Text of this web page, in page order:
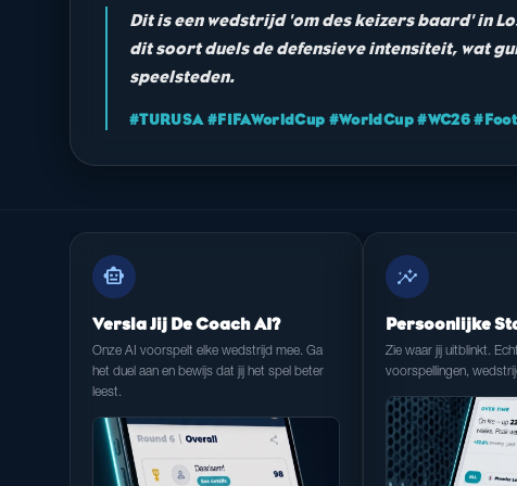
Dit is een wedstrijd 'om des keizers baard' in
dit soort duels de defensieve intensiteit, wat
speelsteden.
#TURUSA #FIFAWorldCup #WorldCup #WC26
smart_toy
Versla Jij De Coach AI?
Onze AI voorspelt elke wedstrijd mee. Ga
het duel aan en bewijs dat jij het spel beter
leest.
insights
Persoonlijke
Zie waar jij uitblinkt.
voorspellingen,